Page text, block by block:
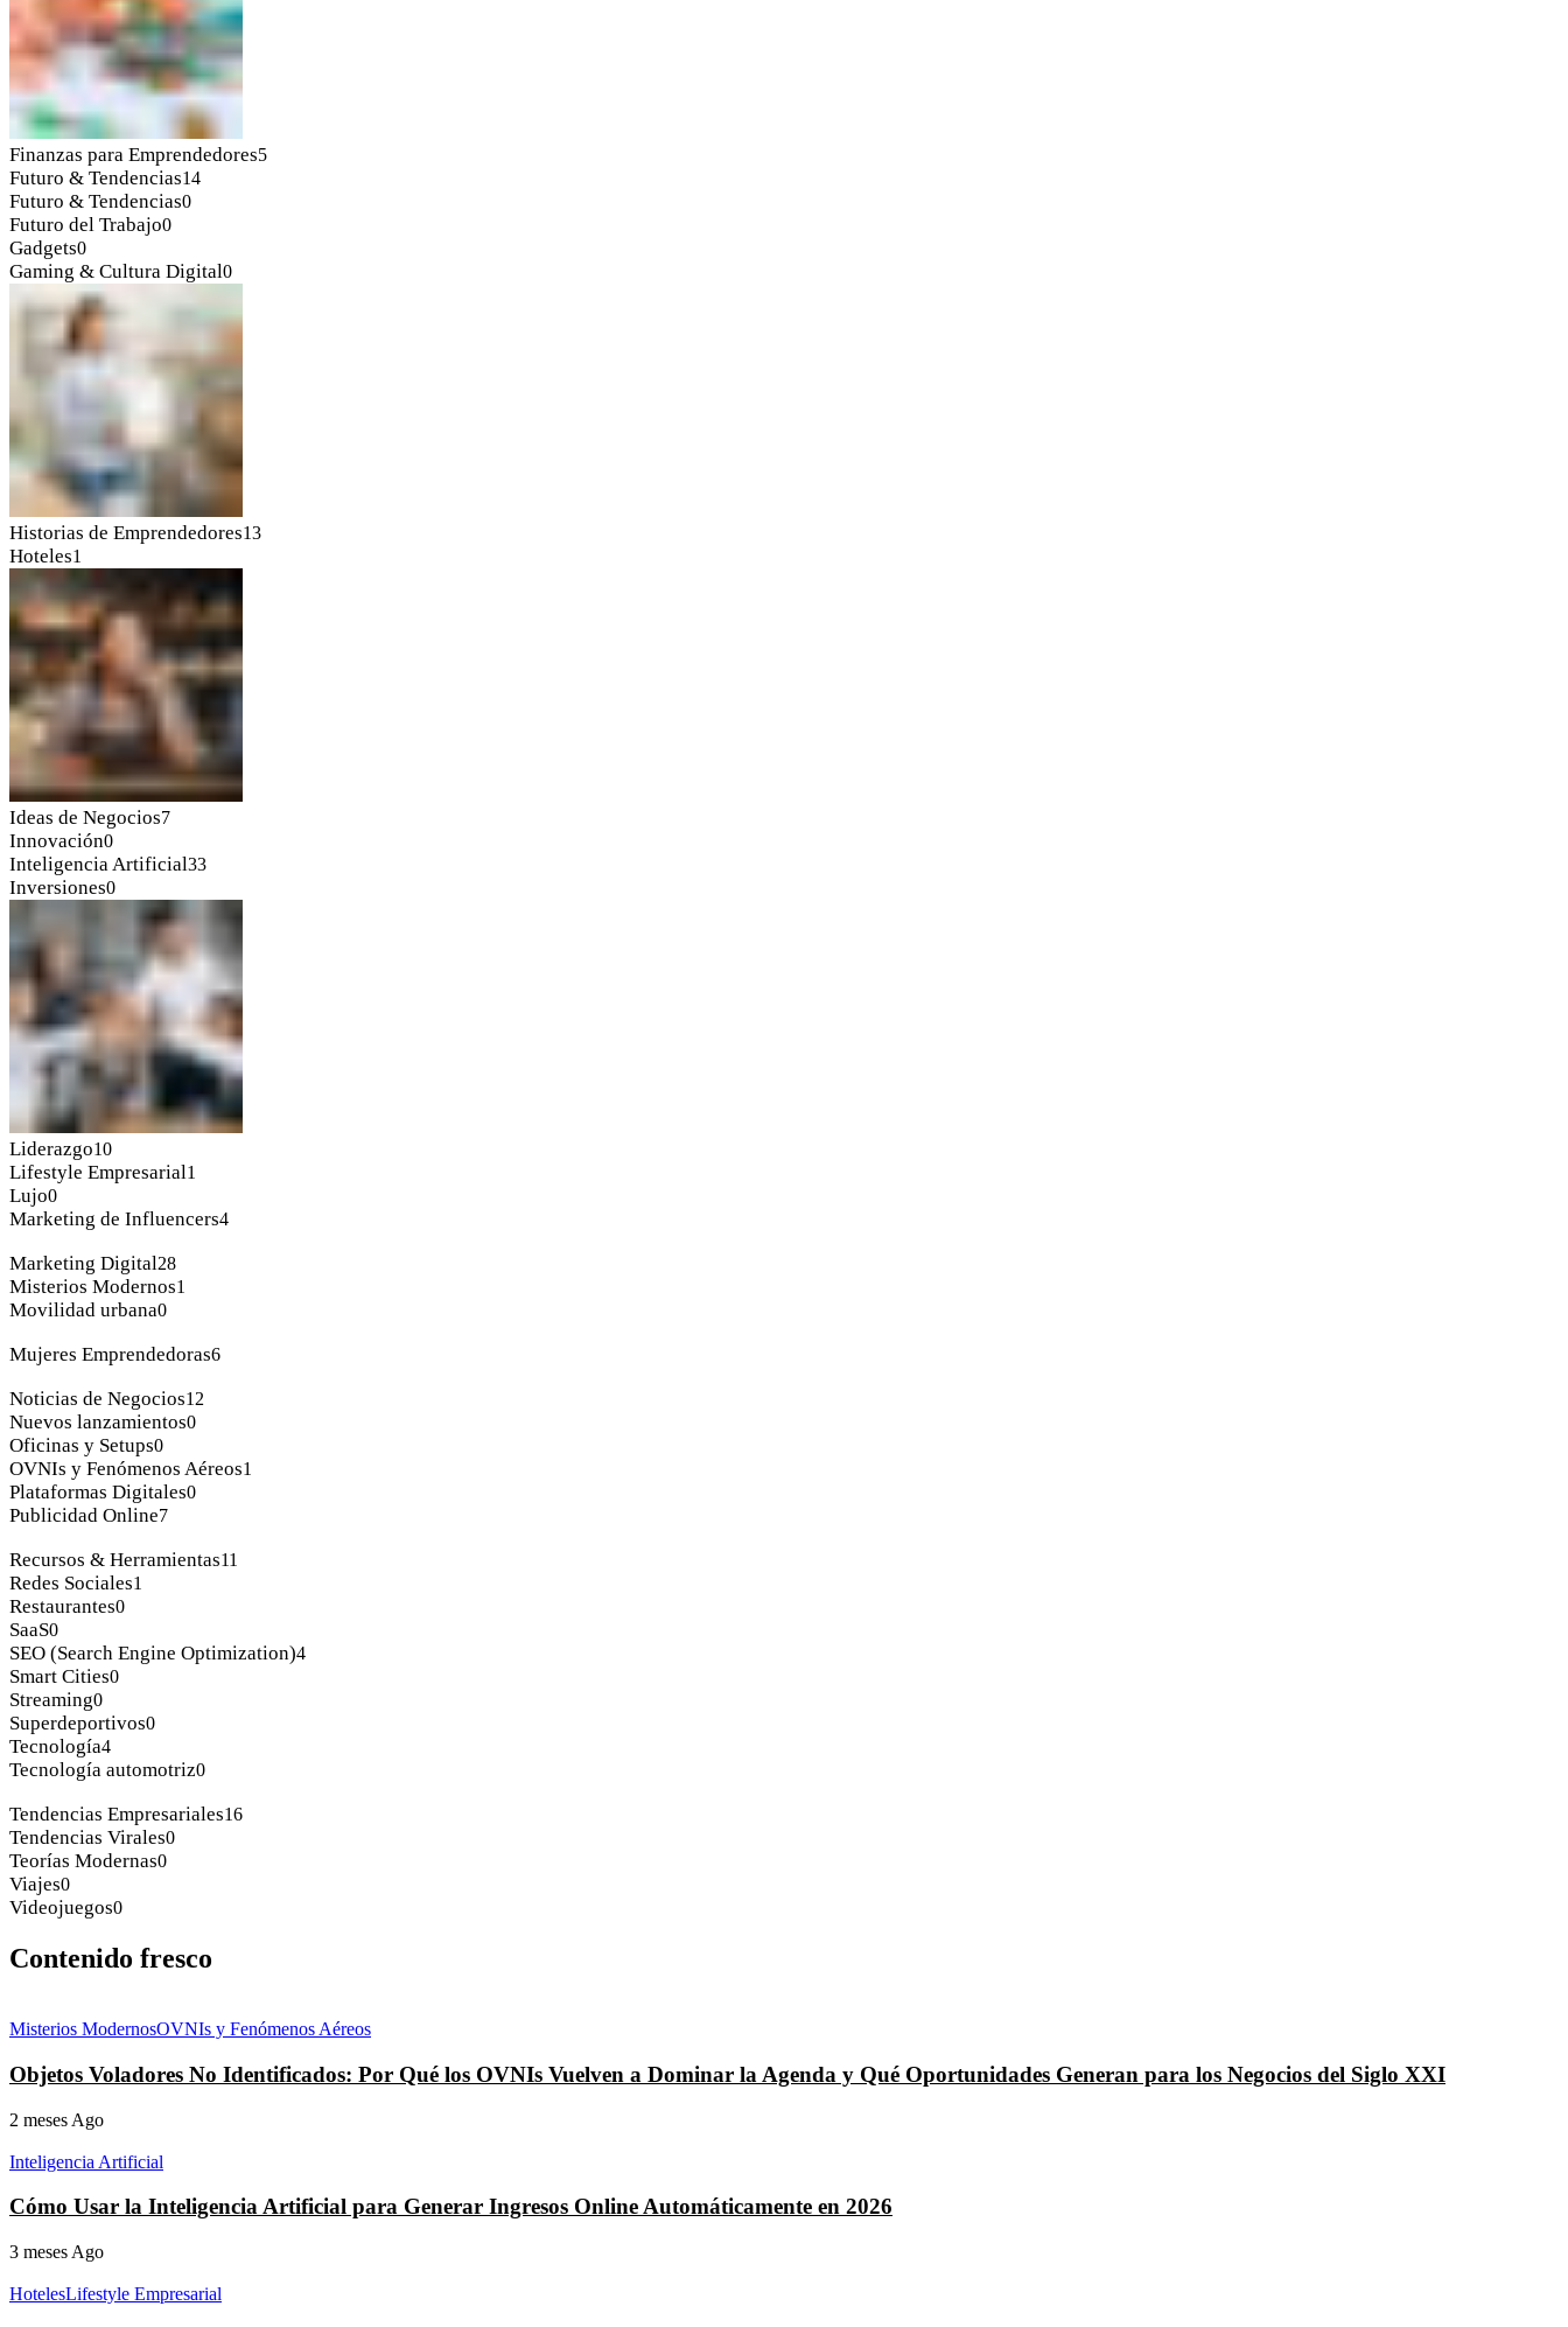
Finanzas para Emprendedores5
Futuro & Tendencias14
Futuro & Tendencias0
Futuro del Trabajo0
Gadgets0
Gaming & Cultura Digital0
Historias de Emprendedores13
Hoteles1
Ideas de Negocios7
Innovación0
Inteligencia Artificial33
Inversiones0
Liderazgo10
Lifestyle Empresarial1
Lujo0
Marketing de Influencers4
Marketing Digital28
Misterios Modernos1
Movilidad urbana0
Mujeres Emprendedoras6
Noticias de Negocios12
Nuevos lanzamientos0
Oficinas y Setups0
OVNIs y Fenómenos Aéreos1
Plataformas Digitales0
Publicidad Online7
Recursos & Herramientas11
Redes Sociales1
Restaurantes0
SaaS0
SEO (Search Engine Optimization)4
Smart Cities0
Streaming0
Superdeportivos0
Tecnología4
Tecnología automotriz0
Tendencias Empresariales16
Tendencias Virales0
Teorías Modernas0
Viajes0
Videojuegos0
Contenido fresco
Misterios ModernosOVNIs y Fenómenos Aéreos
Objetos Voladores No Identificados: Por Qué los OVNIs Vuelven a Dominar la Agenda y Qué Oportunidades Generan para los Negocios del Siglo XXI
2 meses Ago
Inteligencia Artificial
Cómo Usar la Inteligencia Artificial para Generar Ingresos Online Automáticamente en 2026
3 meses Ago
HotelesLifestyle Empresarial